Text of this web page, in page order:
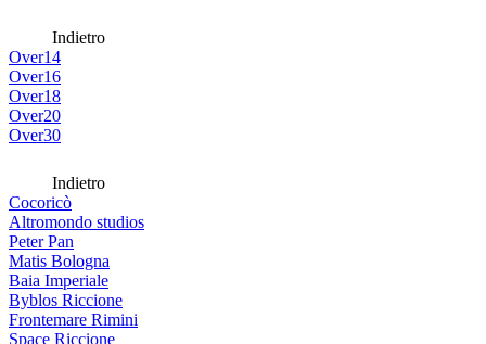
Indietro
Over14
Over16
Over18
Over20
Over30
Indietro
Cocoricò
Altromondo studios
Peter Pan
Matis Bologna
Baia Imperiale
Byblos Riccione
Frontemare Rimini
Space Riccione